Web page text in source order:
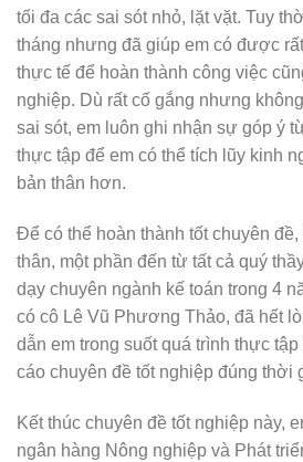
tối đa các sai sót nhỏ, lặt vặt. Tuy
tháng nhưng đã giúp em có được
thực tế để hoàn thành công việc
nghiệp. Dù rất cố gắng nhưng
sai sót, em luôn ghi nhận sự góp ý
thực tập để em có thể tích lũy kinh
bản thân hơn.
Để có thể hoàn thành tốt chuyên
thân, một phần đến từ tất cả quý
dạy chuyên ngành kế toán trong 4
có cô Lê Vũ Phương Thảo, đã hết
dẫn em trong suốt quá trình thực
cáo chuyên đề tốt nghiệp đúng thời
Kết thúc chuyên đề tốt nghiệp này,
ngân hàng Nông nghiệp và Phát